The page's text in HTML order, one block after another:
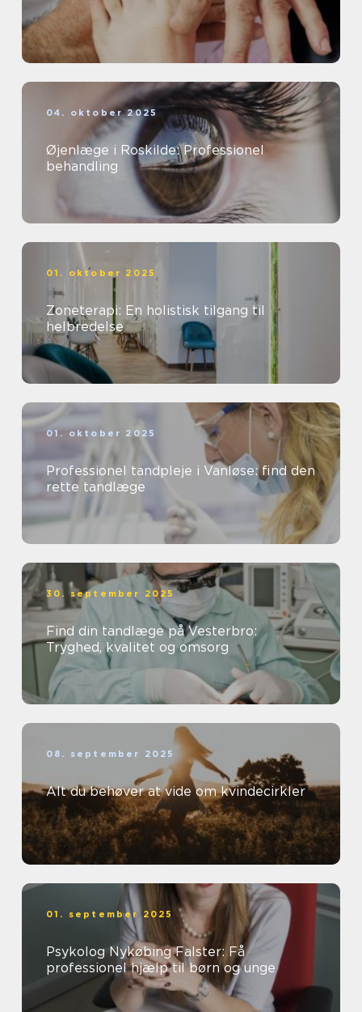
04. oktober 2025
Øjenlæge i Roskilde: Professionel
behandling
01. oktober 2025
Zoneterapi: En holistisk tilgang til
helbredelse
01. oktober 2025
Professionel tandpleje i Vanløse: find den
rette tandlæge
30. september 2025
Find din tandlæge på Vesterbro:
Tryghed, kvalitet og omsorg
08. september 2025
Alt du behøver at vide om kvindecirkler
01. september 2025
Psykolog Nykøbing Falster: Få
professionel hjælp til børn og unge